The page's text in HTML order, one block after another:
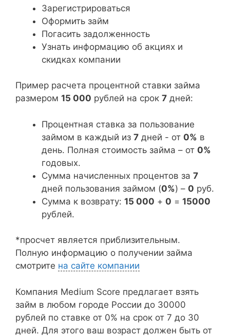
Зарегистрироваться
Оформить займ
Погасить задолженность
Узнать информацию об акциях и
скидках компании
Пример расчета процентной ставки займа
размером 15 000 рублей на срок 7 дней:
Процентная ставка за пользование
займом в каждый из 7 дней - от 0% в
день. Полная стоимость займа – от 0%
годовых.
Сумма начисленных процентов за 7
дней пользования займом (0%) – 0 руб.
Сумма к возврату: 15 000 + 0 = 15000
рублей.
*просчет является приблизительным.
Полную информацию о получении займа
смотрите на сайте компании
Компания Medium Score предлагает взять
займ в любом городе России до 30000
рублей по ставке от 0% на срок от 7 до 30
дней. Для этого ваш возраст должен быть от